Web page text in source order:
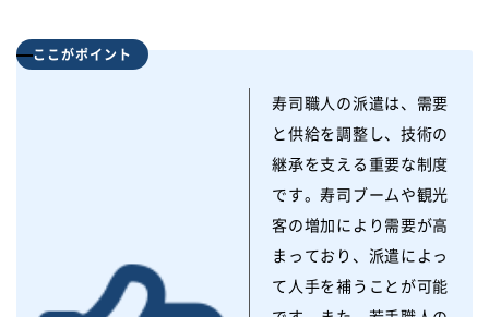
ここがポイント
寿司職人の派遣は、需要
と供給を調整し、技術の
継承を支える重要な制度
です。寿司ブームや観光
客の増加により需要が高
まっており、派遣によっ
て人手を補うことが可能